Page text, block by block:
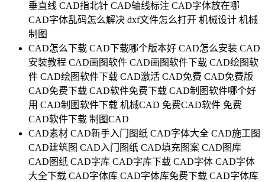
垂直线 CAD指北针 CAD轴线标注 CAD字体放在哪
CAD字体乱码怎么解决 dxf文件怎么打开 机械设计 机械
制图
CAD怎么下载 CAD下载哪个版本好 CAD怎么安装 CAD
安装教程 CAD画图软件 CAD画图软件下载 CAD绘图软
件 CAD绘图软件下载 CAD激活 CAD免费 CAD免费版
CAD免费下载 CAD软件免费下载 CAD制图软件哪个好
用 CAD制图软件下载 机械CAD 免费CAD软件 免费
CAD软件下载 制图CAD
CAD素材 CAD新手入门图纸 CAD字体大全 CAD施工图
CAD建筑图 CAD入门图纸 CAD填充图案 CAD图库
CAD图纸 CAD字库 CAD字库下载 CAD字体 CAD字体
大全下载 CAD字体库 CAD字体库免费下载 CAD字体库